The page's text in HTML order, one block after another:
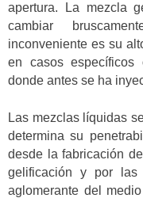
apertura. La mezcla
cambiar
inconveniente es su
en casos específicos
donde antes se ha
Las mezclas líquidas
determina su
desde la fabricación
gelificación y por las
aglomerante del